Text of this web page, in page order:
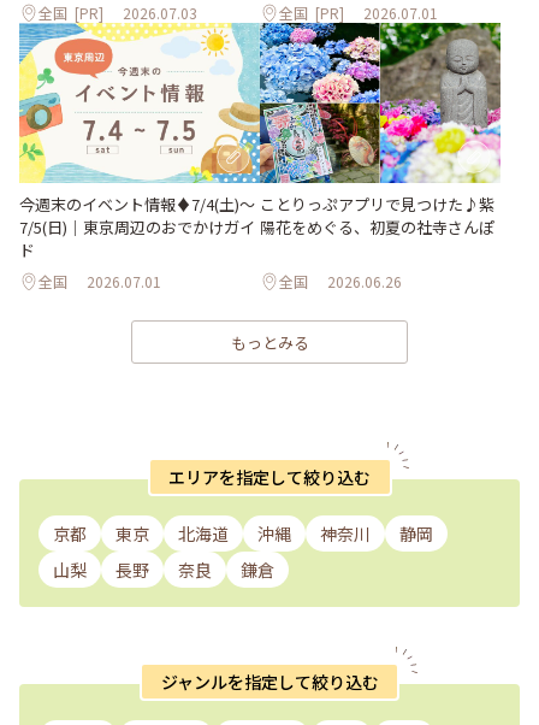
全国 [PR] 2026.07.03 全国 [PR] 2026.07.01
今週末のイベント情報♦︎7/4(土)〜
7/5(日)｜東京周辺のおでかけガイ
ド
全国 2026.07.01
ことりっぷアプリで見つけた♪紫
陽花をめぐる、初夏の社寺さんぽ
全国 2026.06.26
もっとみる
エリアを指定して絞り込む
京都 東京 北海道 沖縄 神奈川
静岡
山梨
長野 奈良 鎌倉
ジャンルを指定して絞り込む